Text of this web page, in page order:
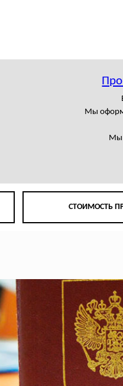
Мы
Мы
СТОИМОСТЬ